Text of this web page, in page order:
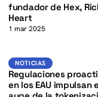
fundador de Hex,
Heart
1 mar 2025
Noticias
NOTICIAS
Regulaciones
en los EAU impulsan